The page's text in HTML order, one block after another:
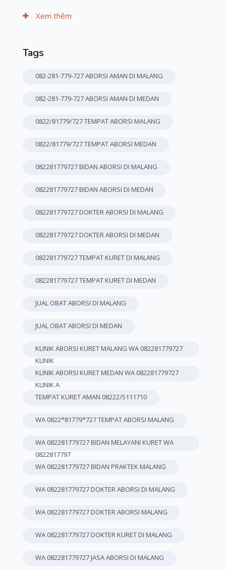
Xem thêm
Bỏ qua Thẻ
Tags
082-281-779-727 ABORSI AMAN DI MALANG
082-281-779-727 ABORSI AMAN DI MEDAN
0822/81779/727 TEMPAT ABORSI MALANG
0822/81779/727 TEMPAT ABORSI MEDAN
082281779727 BIDAN ABORSI DI MALANG
082281779727 BIDAN ABORSI DI MEDAN
082281779727 DOKTER ABORSI DI MALANG
082281779727 DOKTER ABORSI DI MEDAN
082281779727 TEMPAT KURET DI MALANG
082281779727 TEMPAT KURET DI MEDAN
JUAL OBAT ABORSI DI MALANG
JUAL OBAT ABORSI DI MEDAN
KLINIK ABORSI KURET MALANG WA 082281779727
KLINIK
KLINIK ABORSI KURET MEDAN WA 082281779727
KLINIK A
TEMPAT KURET AMAN 08222/5111710
WA 0822*81779*727 TEMPAT ABORSI MALANG
WA 082281779727 BIDAN MELAYANI KURET WA
0822817797
WA 082281779727 BIDAN PRAKTEK MALANG
WA 082281779727 DOKTER ABORSI DI MALANG
WA 082281779727 DOKTER ABORSI MALANG
WA 082281779727 DOKTER KURET DI MALANG
WA 082281779727 JASA ABORSI DI MALANG